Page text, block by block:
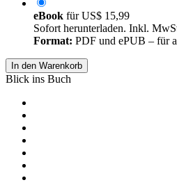
eBook fürUS$ 15,99
Sofort herunterladen. Inkl.
Format: PDF und ePUB – für
In den Warenkorb
Blick ins Buch